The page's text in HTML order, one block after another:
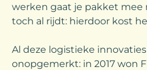
werken gaat je pakket mee
toch al rijdt: hierdoor kost
Al deze logistieke
onopgemerkt: in 2017 won